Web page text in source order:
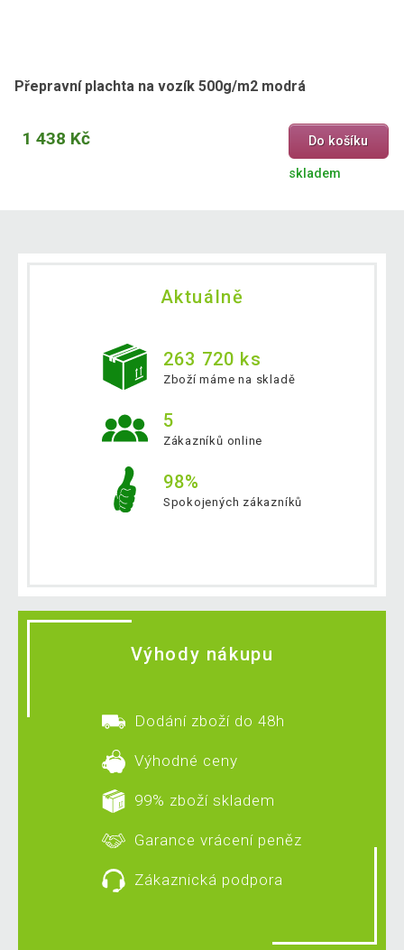
Přepravní plachta na vozík 500g/m2 modrá
1 438 Kč Do košíku
skladem
Aktuálně
263 720 ks
Zboží máme na skladě
5
Zákazníků online
98%
Spokojených zákazníků
Výhody nákupu
Dodání zboží do 48h
Výhodné ceny
99% zboží skladem
Garance vrácení peněz
Zákaznická podpora